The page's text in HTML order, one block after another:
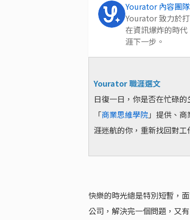
Yourator 內容團隊
Yourator 致力於
在資訊爆炸的時
涯下一步。
Yourator 職涯選文
日復一日，你是否在忙碌
「商業思維學院」提供、
涯迷航的你，重新找回對工
快樂的時光總是特別短暫，
公司，解決完一個問題，又